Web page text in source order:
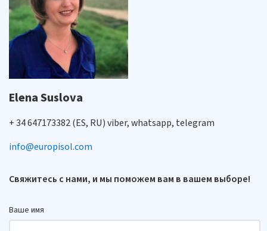
Elena Suslova
+ 34 647173382 (ES, RU) viber, whatsapp, telegram
info@europisol.com
Свяжитесь с нами, и мы поможем вам в вашем выборе!
Ваше имя